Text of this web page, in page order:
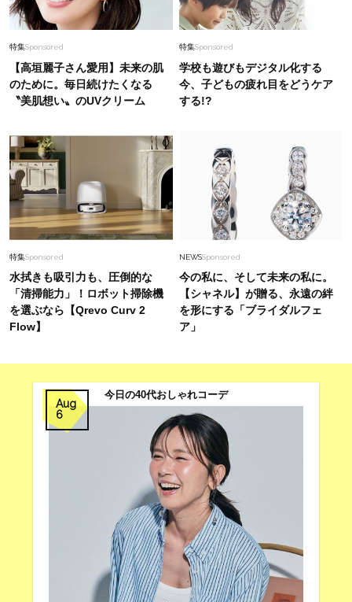
特集Sponsored
【高垣麗子さん愛用】未来の肌
のために。毎日続けたくなる
〝美肌想い〟のUVクリーム
特集Sponsored
学校も遊びもデジタル化する
今、子どもの疲れ目をどうケア
する!?
特集Sponsored
水拭きも吸引力も、圧倒的な
「清掃能力」！ロボット掃除機
を選ぶなら【Qrevo Curv 2
Flow】
NEWSSponsored
今の私に、そして未来の私に。
【シャネル】が贈る、永遠の絆
を形にする「ブライダルフェ
ア」
Aug
6
今日の40代おしゃれコーデ